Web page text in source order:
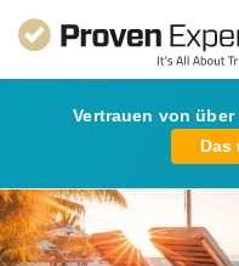
Vertrauen von
Das